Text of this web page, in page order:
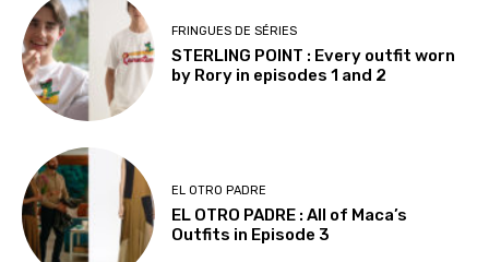
FRINGUES DE SÉRIES
STERLING POINT : Every outfit worn
by Rory in episodes 1 and 2
EL OTRO PADRE
EL OTRO PADRE : All of Maca’s
Outfits in Episode 3